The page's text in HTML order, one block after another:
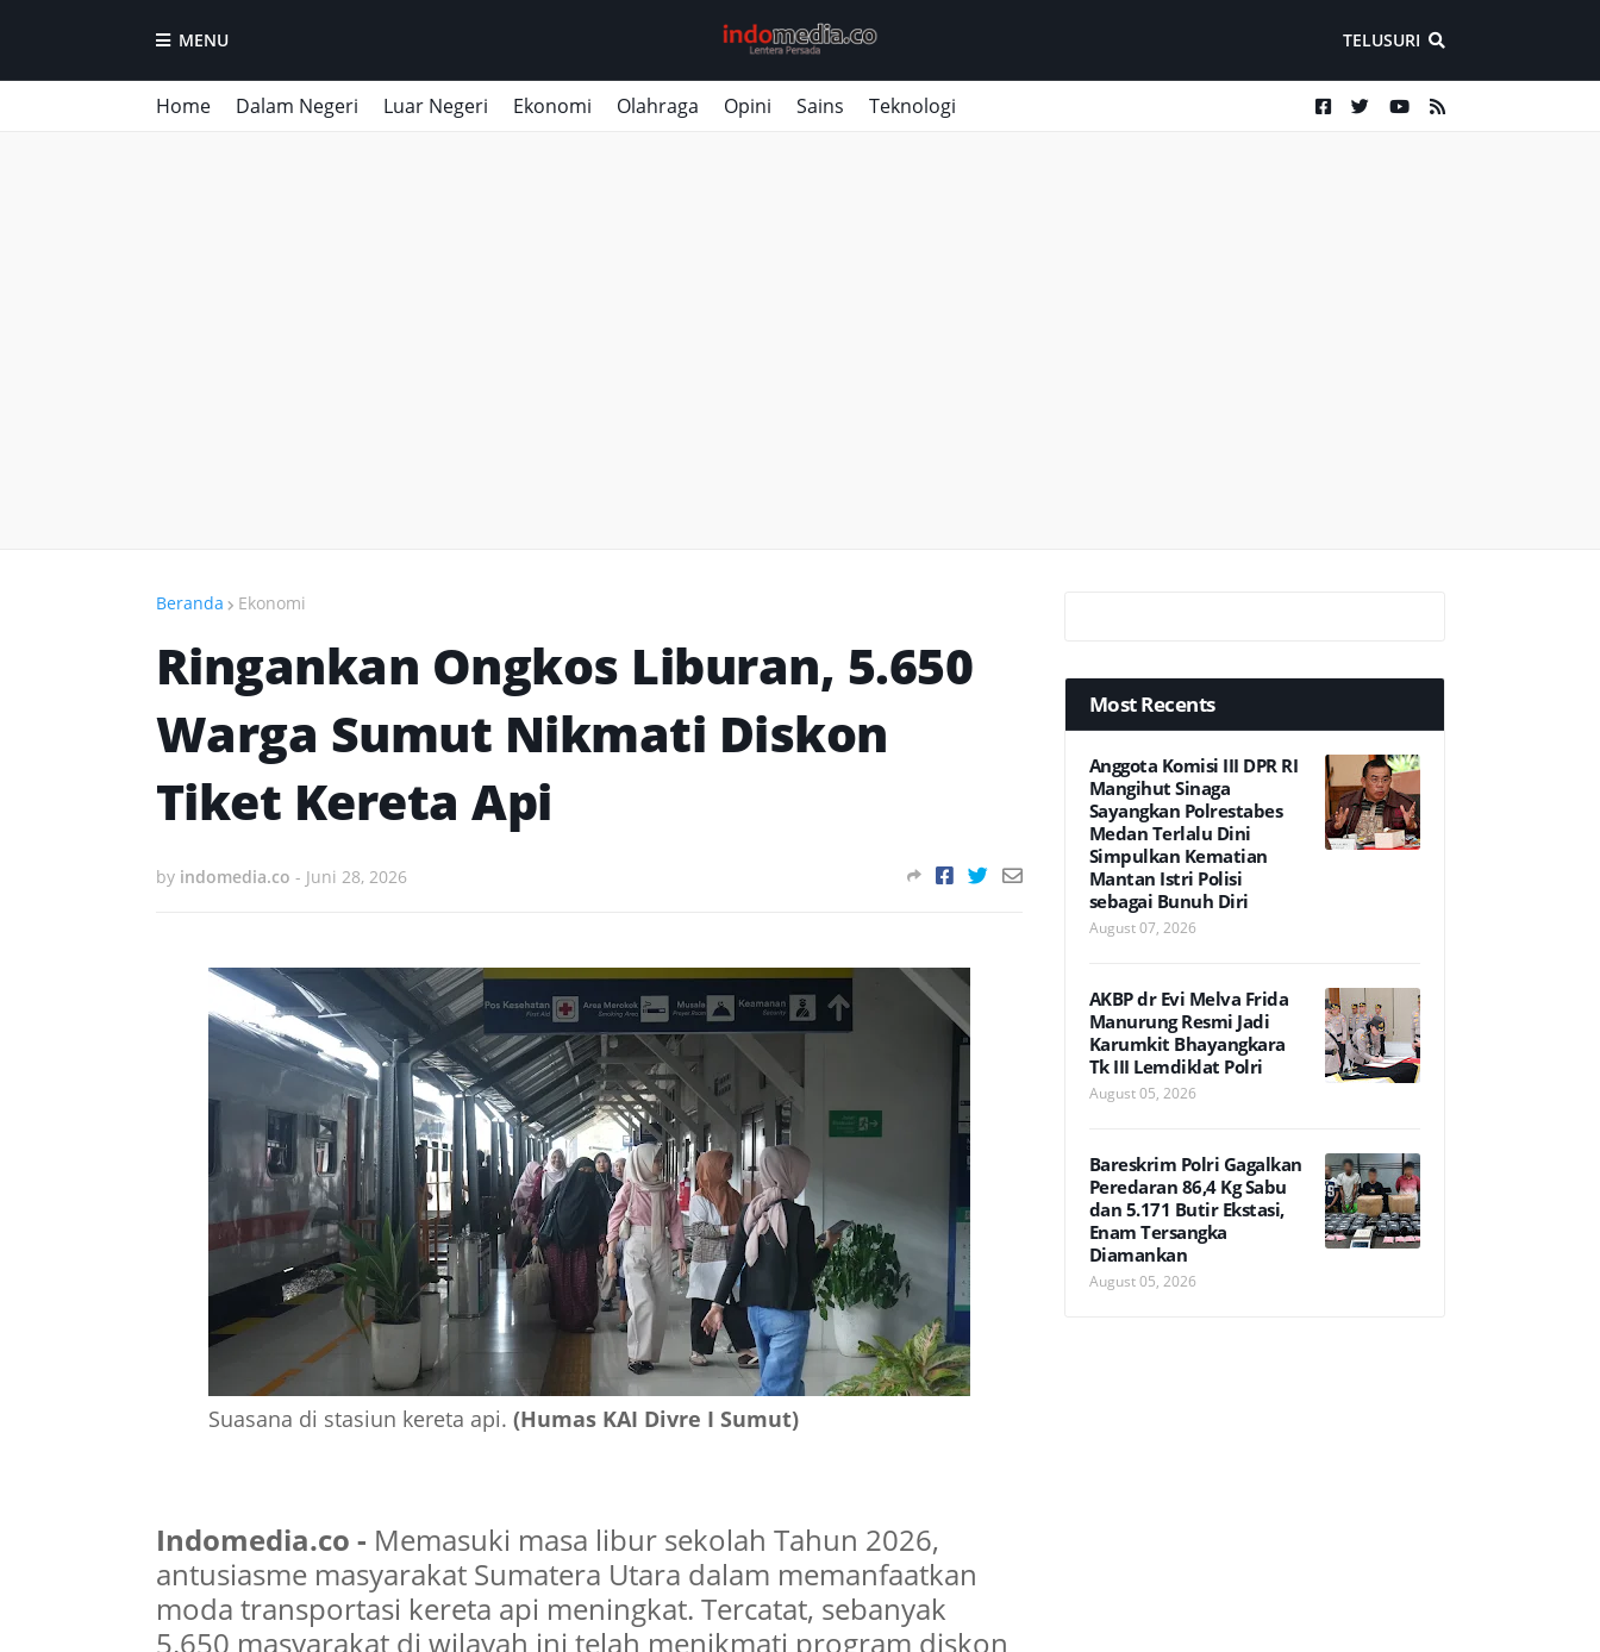
MENU TELUSURI
Home Dalam Negeri Luar Negeri Ekonomi Olahraga Opini Sains Teknologi
Beranda Ekonomi
Ringankan Ongkos Liburan, 5.650
Warga Sumut Nikmati Diskon
Tiket Kereta Api
by indomedia.co - Juni 28, 2026
Suasana di stasiun kereta api. (Humas KAI Divre I Sumut)
Indomedia.co - Memasuki masa libur sekolah Tahun 2026,
antusiasme masyarakat Sumatera Utara dalam memanfaatkan
moda transportasi kereta api meningkat. Tercatat, sebanyak
5.650 masyarakat di wilayah ini telah menikmati program diskon
Most Recents
Anggota Komisi III DPR RI
Mangihut Sinaga
Sayangkan Polrestabes
Medan Terlalu Dini
Simpulkan Kematian
Mantan Istri Polisi
sebagai Bunuh Diri
August 07, 2026
AKBP dr Evi Melva Frida
Manurung Resmi Jadi
Karumkit Bhayangkara
Tk III Lemdiklat Polri
August 05, 2026
Bareskrim Polri Gagalkan
Peredaran 86,4 Kg Sabu
dan 5.171 Butir Ekstasi,
Enam Tersangka
Diamankan
August 05, 2026